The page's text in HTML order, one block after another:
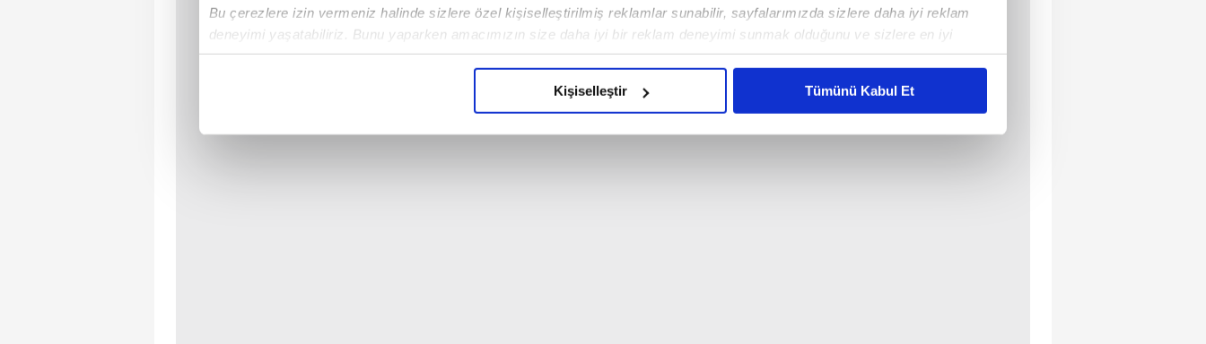
Bu çerezlere izin vermeniz halinde sizlere özel kişiselleştirilmiş reklamlar sunabilir, sayfalarımızda sizlere daha iyi reklam
deneyimi yaşatabiliriz. Bunu yaparken amacımızın size daha iyi bir reklam deneyimi sunmak olduğunu ve sizlere en iyi
içerikleri sunabilmek adına elimizden gelen çabayı gösterdiğimizi ve bu noktada, reklamların maliyetlerimizi karşılamak
Kişiselleştir Tümünü Kabul Et